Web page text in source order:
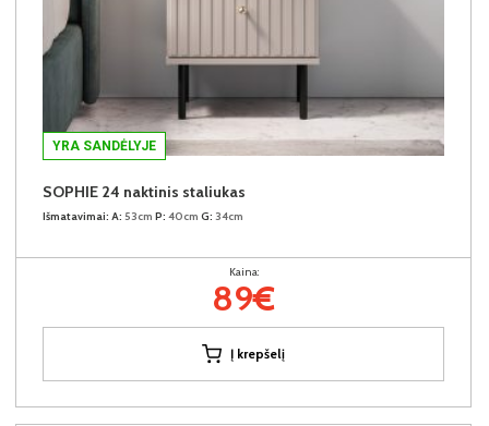
YRA SANDĖLYJE
SOPHIE 24 naktinis staliukas
Išmatavimai: A: 53cm P: 40cm G: 34cm
Kaina:
89€
Į krepšelį